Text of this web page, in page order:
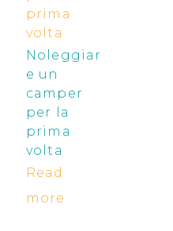
Noleggiar
e un
camper
per la
prima
volta
Read
more